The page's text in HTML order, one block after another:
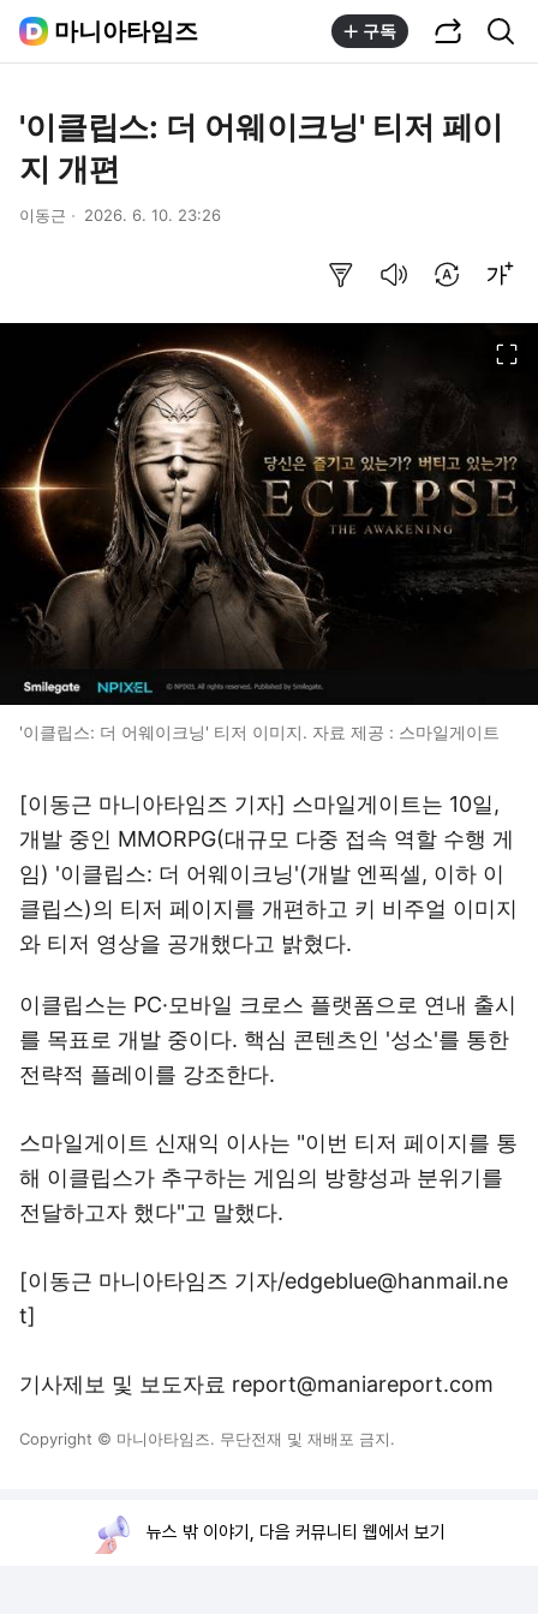
마니아타임즈 구독
'이클립스: 더 어웨이크닝' 티저 페이
지 개편
이동근 2026. 6. 10. 23:26
'이클립스: 더 어웨이크닝' 티저 이미지. 자료 제공 : 스마일게이트
[이동근 마니아타임즈 기자] 스마일게이트는 10일,
개발 중인 MMORPG(대규모 다중 접속 역할 수행 게
임) '이클립스: 더 어웨이크닝'(개발 엔픽셀, 이하 이
클립스)의 티저 페이지를 개편하고 키 비주얼 이미지
와 티저 영상을 공개했다고 밝혔다.
이클립스는 PC·모바일 크로스 플랫폼으로 연내 출시
를 목표로 개발 중이다. 핵심 콘텐츠인 '성소'를 통한
전략적 플레이를 강조한다.
스마일게이트 신재익 이사는 "이번 티저 페이지를 통
해 이클립스가 추구하는 게임의 방향성과 분위기를
전달하고자 했다"고 말했다.
[이동근 마니아타임즈 기자/edgeblue@hanmail.ne
t]
기사제보 및 보도자료 report@maniareport.com
Copyright © 마니아타임즈. 무단전재 및 재배포 금지.
뉴스 밖 이야기, 다음 커뮤니티 웹에서 보기